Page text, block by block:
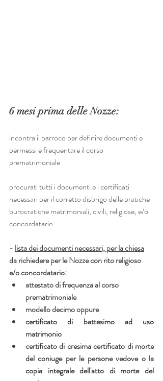
6 mesi prima delle Nozze:
incontra il parroco per definire documenti e
permessi e frequentare il corso
prematrimoniale
procurati tutti i documenti e i certificati
necessari per il corretto disbrigo delle pratiche
burocratiche matrimoniali, civili, religiose, e/o
concordatarie:
- lista dei documenti necessari, per la chiesa
da richiedere per le Nozze con rito religioso
e/o concordatario:
attestato di frequenza al corso
prematrimoniale
modello decimo oppure
certificato di battesimo ad uso
matrimonio
certificato di cresima certificato di morte
del coniuge per le persone vedove o la
copia integrale dell'atto di morte del